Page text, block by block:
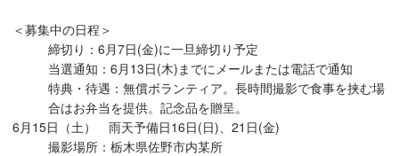
＜募集中の日程＞
締切り：6月7日(金)に一旦締切り予定
当選通知：6月13日(木)までにメールまたは電話で通知
特典・待遇：無償ボランティア。長時間撮影で食事を挟む場
合はお弁当を提供。記念品を贈呈。
6月15日（土） 雨天予備日16日(日)、21日(金)
撮影場所：栃木県佐野市内某所